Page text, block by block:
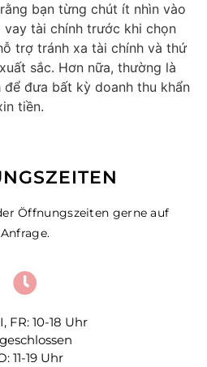
bạn từng chút ít nhìn vào
tài chính trước khi chọn
trợ tránh xa tài chính và thứ
sắc. Hơn nữa, thường là
đưa bất kỳ doanh thu khẩn
tiền.
Öffnungszeiten gerne auf
Anfrage.
FR: 10-18 Uhr
11-19 Uhr